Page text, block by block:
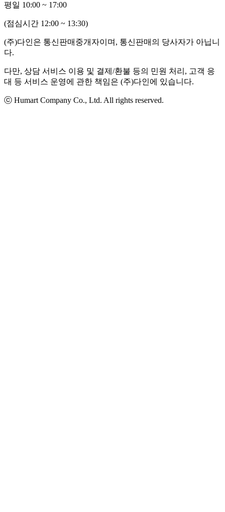
평일 10:00 ~ 17:00
(점심시간 12:00 ~ 13:30)
(주)다인은 통신판매중개자이며, 통신판매의 당사자가 아닙니
다.
다만, 상담 서비스 이용 및 결제/환불 등의 민원 처리, 고객 응
대 등 서비스 운영에 관한 책임은 (주)다인에 있습니다.
ⓒ Humart Company Co., Ltd. All rights reserved.